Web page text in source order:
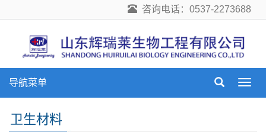
咨询电话：0537-2273688
导
导航菜单
卫生材料